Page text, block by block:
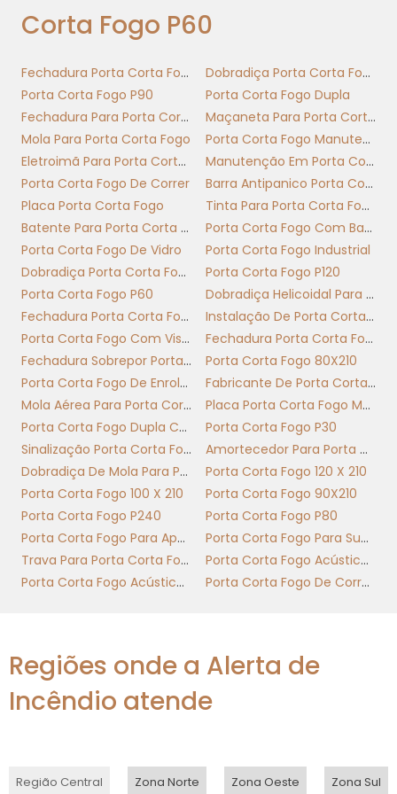
padrão, manter documentação do laboratório
núcleo intumescente; marco em chapa
compatível
Espessura típica: folha 40–60 mm; chapa
externa 0,9–1,2 mm; ajuste segundo
especificação
Confirmar compatibilidade entre folha marco
e folha antes da instalação evita perda de
minutos e reduz risco de falha na resistência
fogo.
Escolha porta corta fogo p60 com ficha
técnica completa: verifique minutos,
resistência fogo, espessura e especificação
da chapa e da folha marco antes da compra.
CERTIFICAÇÃO E
CONFORMIDADE DA
PORTA CORTA FOGO P60:
NORMAS, MARCO BATENTE
E CONSULTE O FABRICANTE
Porta corta fogo p60 exige certificação
técnica e verificação do marco batente para
garantir resistencia fogo nominal. Consulte
conformidade com normas locais aplicáveis.
Pontos críticos de validação e quem
A certificação da porta corta fogo p60 deve
incluir relatório de ensaio em laboratório
Corta Fogo P60
Fechadura Porta Corta Fogo
Dobradiça Porta Corta Fogo
Porta Corta Fogo P90
Porta Corta Fogo Dupla
Fechadura Para Porta Corta Fogo Com Chave
Maçaneta Para Porta Corta Fogo
Mola Para Porta Corta Fogo
Porta Corta Fogo Manutenção
Eletroimã Para Porta Corta Fogo
Manutenção Em Porta Corta Fogo
Porta Corta Fogo De Correr
Barra Antipanico Porta Corta Fogo
Placa Porta Corta Fogo
Tinta Para Porta Corta Fogo
Batente Para Porta Corta Fogo
Porta Corta Fogo Com Barra Antipanico
Porta Corta Fogo De Vidro
Porta Corta Fogo Industrial
Dobradiça Porta Corta Fogo Com Mola
Porta Corta Fogo P120
Porta Corta Fogo P60
Dobradiça Helicoidal Para Porta Corta Fogo
Fechadura Porta Corta Fogo Com Barra Antipânico
Instalação De Porta Corta Fogo
Porta Corta Fogo Com Visor
Fechadura Porta Corta Fogo Sem Chave
Fechadura Sobrepor Porta Corta Fogo
Porta Corta Fogo 80X210
Porta Corta Fogo De Enrolar
Fabricante De Porta Corta Fogo
Mola Aérea Para Porta Corta Fogo
Placa Porta Corta Fogo Mantenha Fechada
Porta Corta Fogo Dupla Com Barra Antipanico
Porta Corta Fogo P30
Sinalização Porta Corta Fogo
Amortecedor Para Porta Corta Fogo
Dobradiça De Mola Para Porta Corta Fogo
Porta Corta Fogo 120 X 210
Porta Corta Fogo 100 X 210
Porta Corta Fogo 90X210
Porta Corta Fogo P240
Porta Corta Fogo P80
Porta Corta Fogo Para Apartamento
Porta Corta Fogo Para Subestação
Trava Para Porta Corta Fogo
Porta Corta Fogo Acústica Nível 1
Porta Corta Fogo Acústica Nível 2
Porta Corta Fogo De Correr Industrial
Regiões onde a Alerta de
Incêndio atende
Região Central Zona Norte Zona Oeste Zona Sul